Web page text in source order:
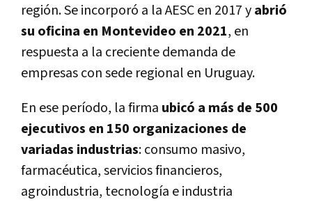
región. Se incorporó a la AESC en 2017 yabrió
su oficina en Montevideo en 2021, en
respuesta a la creciente demanda de
empresas con sede regional en Uruguay.
En ese período, la firma ubicó a más de 500
ejecutivos en 150 organizaciones de
variadas industrias: consumo masivo,
farmacéutica, servicios financieros,
agroindustria, tecnología e industria